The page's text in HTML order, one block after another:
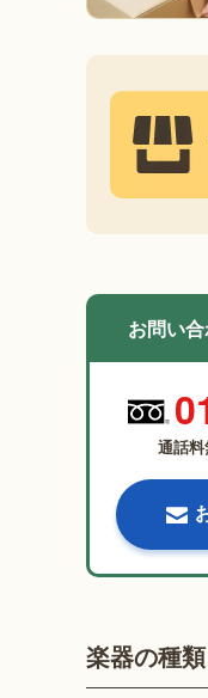
お問い
通話
楽器の種類